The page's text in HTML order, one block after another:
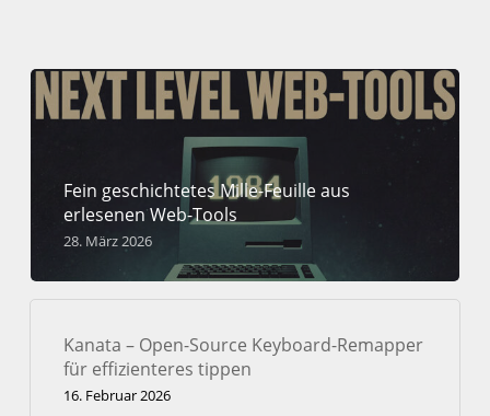
Fein geschichtetes Mille-Feuille aus
erlesenen Web-Tools
28. März 2026
Kanata – Open-Source Keyboard-Remapper
für effizienteres tippen
16. Februar 2026